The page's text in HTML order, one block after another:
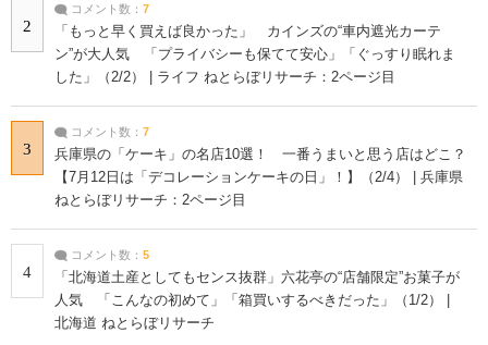
2
コメント数： 7
「もっと早く買えば良かった」 カインズの“車内遮光カーテ
ン”が大人気 「プライバシーも保てて安心」「ぐっすり眠れま
した」（2/2） | ライフ ねとらぼリサーチ：2ページ目
3
コメント数： 7
兵庫県の「ケーキ」の名店10選！ 一番うまいと思う店はどこ？
【7月12日は「デコレーションケーキの日」！】（2/4） | 兵庫県
ねとらぼリサーチ：2ページ目
4
コメント数： 5
「北海道土産としてもセンス抜群」六花亭の“店舗限定”お菓子が
人気 「こんなの初めて」「箱買いするべきだった」（1/2） |
北海道 ねとらぼリサーチ